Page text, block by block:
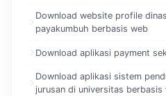
Download website profile
payakumbuh berbasis web
Download aplikasi payment
Download aplikasi sistem
jurusan di universitas berbasis